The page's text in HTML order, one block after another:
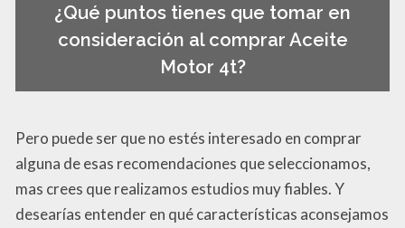
¿Qué puntos tienes que tomar en
consideración al comprar Aceite
Motor 4t?
Pero puede ser que no estés interesado en comprar
alguna de esas recomendaciones que seleccionamos,
mas crees que realizamos estudios muy fiables. Y
desearías entender en qué características aconsejamos